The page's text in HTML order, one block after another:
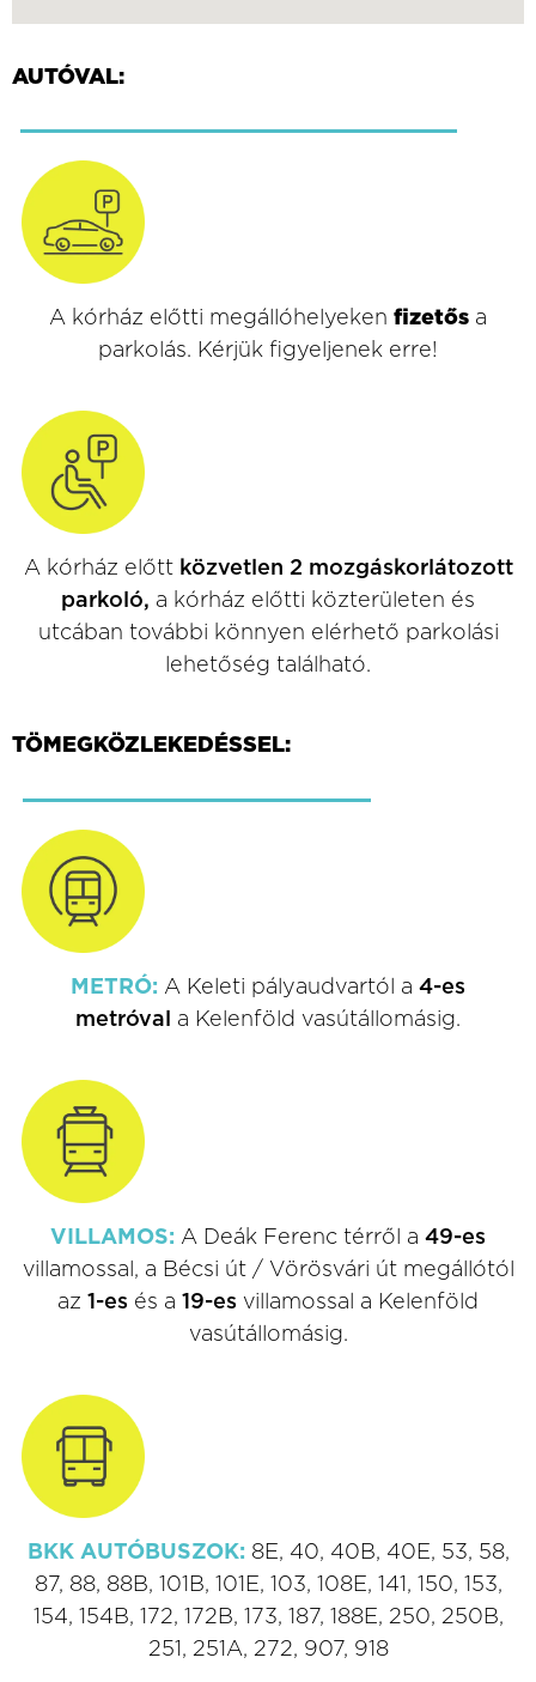
AUTÓVAL:
A kórház előtti megállóhelyeken fizetős a
parkolás. Kérjük figyeljenek erre!
A kórház előtt közvetlen 2 mozgáskorlátozott
parkoló, a kórház előtti közterületen és
utcában további könnyen elérhető parkolási
lehetőség található.
TÖMEGKÖZLEKEDÉSSEL:
METRÓ: A Keleti pályaudvartól a 4-es
metróval a Kelenföld vasútállomásig.
VILLAMOS: A Deák Ferenc térről a 49-es
villamossal, a Bécsi út / Vörösvári út megállótól
az 1-es és a 19-es villamossal a Kelenföld
vasútállomásig.
BKK AUTÓBUSZOK: 8E, 40, 40B, 40E, 53, 58,
87, 88, 88B, 101B, 101E, 103, 108E, 141, 150, 153,
154, 154B, 172, 172B, 173, 187, 188E, 250, 250B,
251, 251A, 272, 907, 918